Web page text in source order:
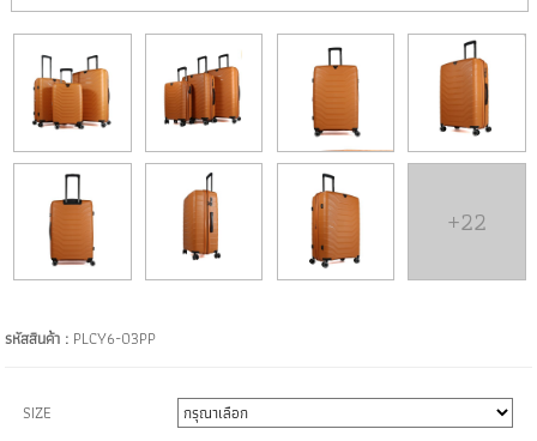
+22
รหัสสินค้า : PLCY6-03PP
SIZE